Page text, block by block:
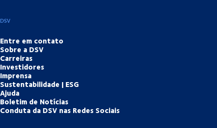
DSV
Entre em contato
Sobre a DSV
Carreiras
Investidores
Imprensa
Sustentabilidade | ESG
Ajuda
Boletim de Notícias
Conduta da DSV nas Redes Sociais